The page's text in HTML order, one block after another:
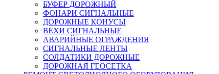
БУФЕР ДОРОЖНЫЙ
ФОНАРИ СИГНАЛЬНЫЕ
ДОРОЖНЫЕ КОНУСЫ
ВЕХИ СИГНАЛЬНЫЕ
АВАРИЙНЫЕ ОГРАЖДЕНИЯ
СИГНАЛЬНЫЕ ЛЕНТЫ
СОЛДАТИКИ ДОРОЖНЫЕ
ДОРОЖНАЯ ГЕОСЕТКА